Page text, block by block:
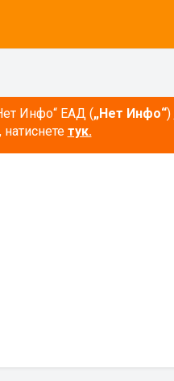
Инфо“ ЕАД („Нет Инфо“)
тук.